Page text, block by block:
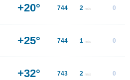
+20° 744 2 m/s 0
+25° 744 1 m/s 0
+32° 743 2 m/s 0